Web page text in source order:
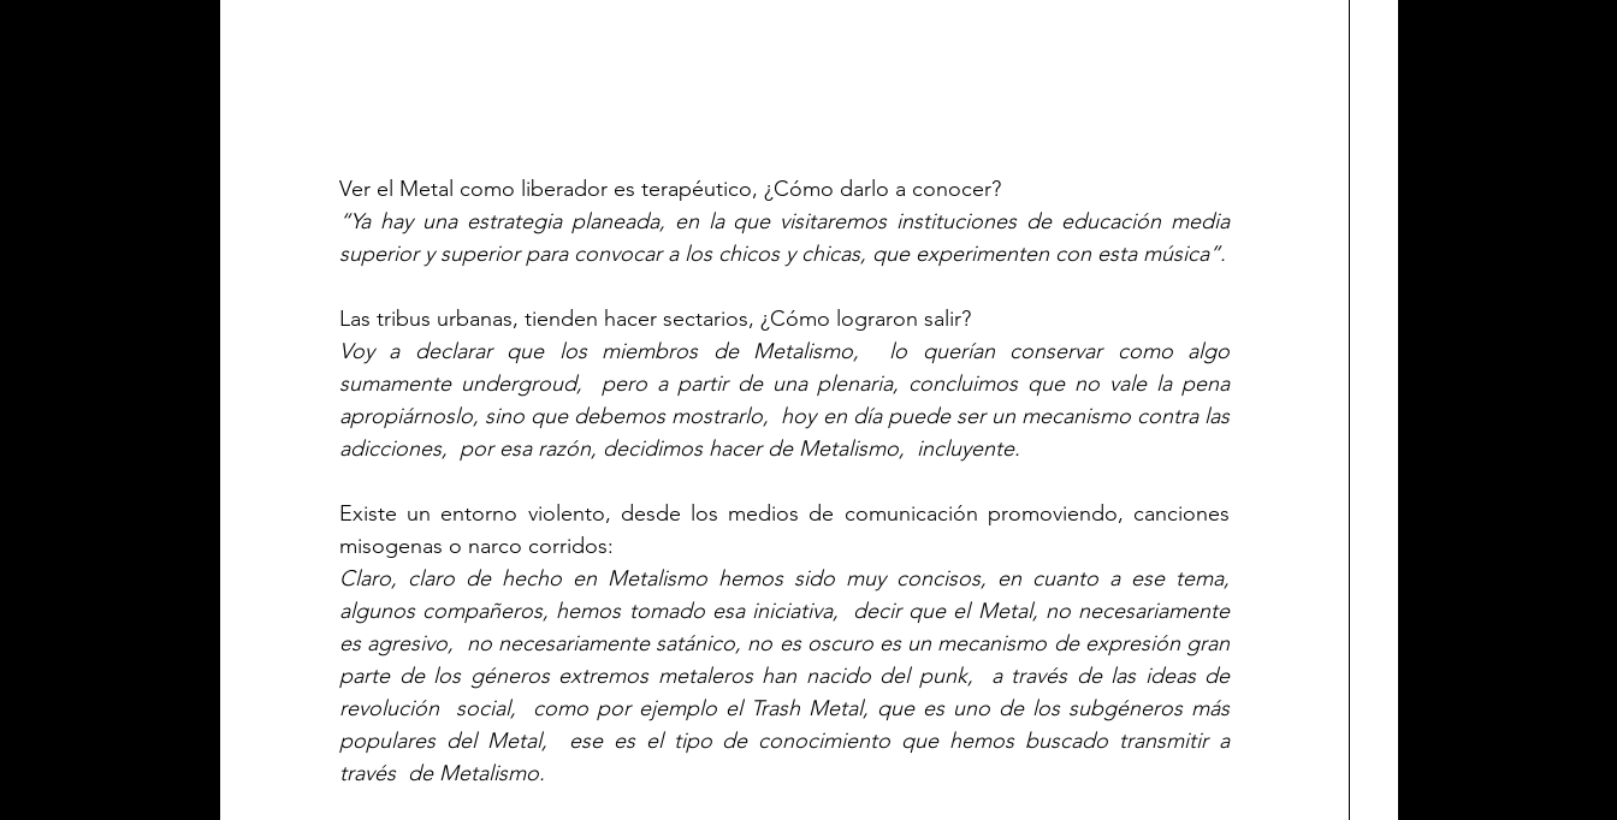
Ver el Metal como liberador es terapéutico, ¿Cómo darlo a conocer?
“Ya hay una estrategia planeada, en la que visitaremos instituciones de educación media
superior y superior para convocar a los chicos y chicas, que experimenten con esta música”.
Las tribus urbanas, tienden hacer sectarios, ¿Cómo lograron salir?
Voy a declarar que los miembros de Metalismo,  lo querían conservar como algo
sumamente undergroud,  pero a partir de una plenaria, concluimos que no vale la pena
apropiárnoslo, sino que debemos mostrarlo,  hoy en día puede ser un mecanismo contra las
adicciones,  por esa razón, decidimos hacer de Metalismo,  incluyente.
Existe un entorno violento, desde los medios de comunicación promoviendo, canciones
misogenas o narco corridos:
Claro, claro de hecho en Metalismo hemos sido muy concisos, en cuanto a ese tema,
algunos compañeros, hemos tomado esa iniciativa,  decir que el Metal, no necesariamente
es agresivo,  no necesariamente satánico, no es oscuro es un mecanismo de expresión gran
parte de los géneros extremos metaleros han nacido del punk,  a través de las ideas de
revolución  social,  como por ejemplo el Trash Metal, que es uno de los subgéneros más
populares del Metal,  ese es el tipo de conocimiento que hemos buscado transmitir a
través  de Metalismo.